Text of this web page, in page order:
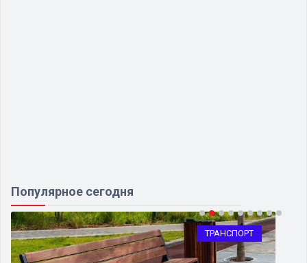
Популярное сегодня
ТРАНСПОРТ